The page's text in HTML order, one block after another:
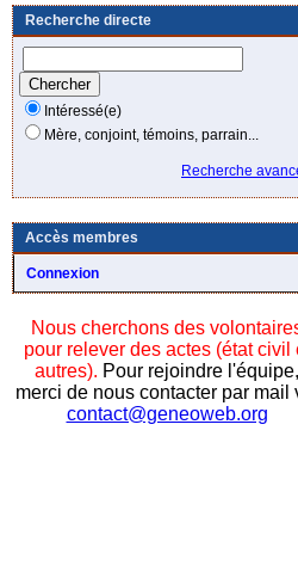
Recherche directe
Intéressé(e)
Mère, conjoint, témoins, parrain...
Recherche
Accès membres
Connexion
Nous cherchons des
pour relever des actes (état civil
autres). Pour rejoindre l'équipe,
merci de nous contacter par mail
contact@geneoweb.org